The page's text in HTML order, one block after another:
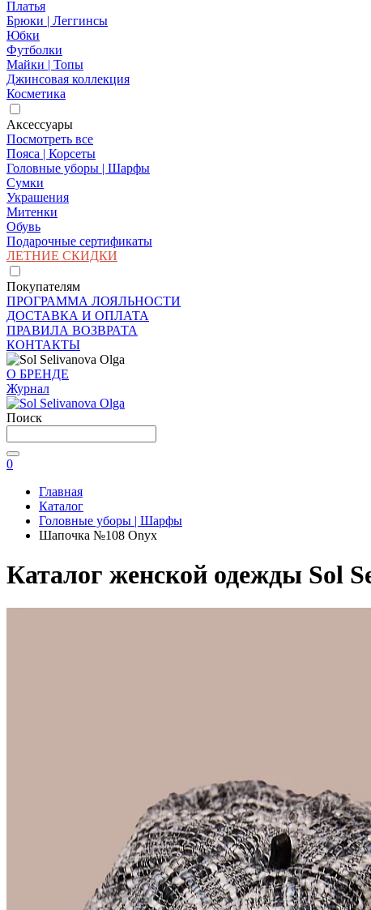
Платья
Брюки | Леггинсы
Юбки
Футболки
Майки | Топы
Джинсовая коллекция
Косметика
Аксессуары
Посмотреть все
Пояса | Корсеты
Головные уборы | Шарфы
Сумки
Украшения
Митенки
Обувь
Подарочные сертификаты
ЛЕТНИЕ СКИДКИ
Покупателям
ПРОГРАММА ЛОЯЛЬНОСТИ
ДОСТАВКА И ОПЛАТА
ПРАВИЛА ВОЗВРАТА
КОНТАКТЫ
О БРЕНДЕ
Журнал
Поиск
0
Главная
Каталог
Головные уборы | Шарфы
Шапочка №108 Onyx
Каталог женской одежды Sol